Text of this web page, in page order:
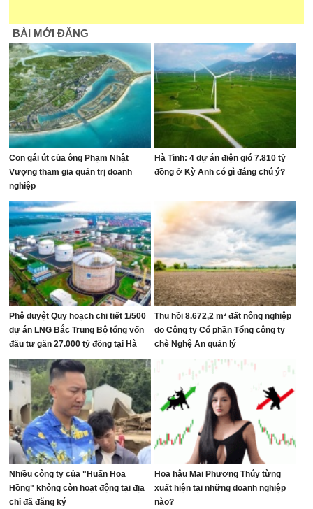
BÀI MỚI ĐĂNG
Con gái út của ông Phạm Nhật
Vượng tham gia quản trị doanh
nghiệp
Hà Tĩnh: 4 dự án điện gió 7.810 tỷ
đồng ở Kỳ Anh có gì đáng chú ý?
Phê duyệt Quy hoạch chi tiết 1/500
dự án LNG Bắc Trung Bộ tổng vốn
đầu tư gần 27.000 tỷ đồng tại Hà
Tĩnh
Thu hồi 8.672,2 m² đất nông nghiệp
do Công ty Cổ phần Tổng công ty
chè Nghệ An quản lý
Nhiều công ty của "Huấn Hoa
Hồng" không còn hoạt động tại địa
chỉ đã đăng ký
Hoa hậu Mai Phương Thúy từng
xuất hiện tại những doanh nghiệp
nào?